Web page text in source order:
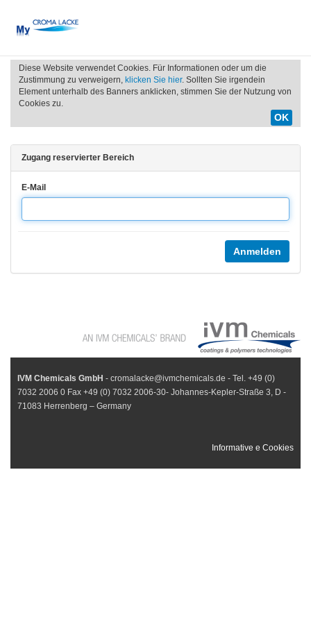
Diese Website verwendet Cookies. Für Informationen oder um die
Zustimmung zu verweigern, klicken Sie hier. Sollten Sie irgendein
Element unterhalb des Banners anklicken, stimmen Sie der Nutzung von
Cookies zu.
OK
Zugang reservierter Bereich
E-Mail
IVM Chemicals GmbH - cromalacke@ivmchemicals.de - Tel. +49 (0)
7032 2006 0 Fax +49 (0) 7032 2006-30- Johannes-Kepler-Straße 3, D -
71083 Herrenberg – Germany
Informative e Cookies